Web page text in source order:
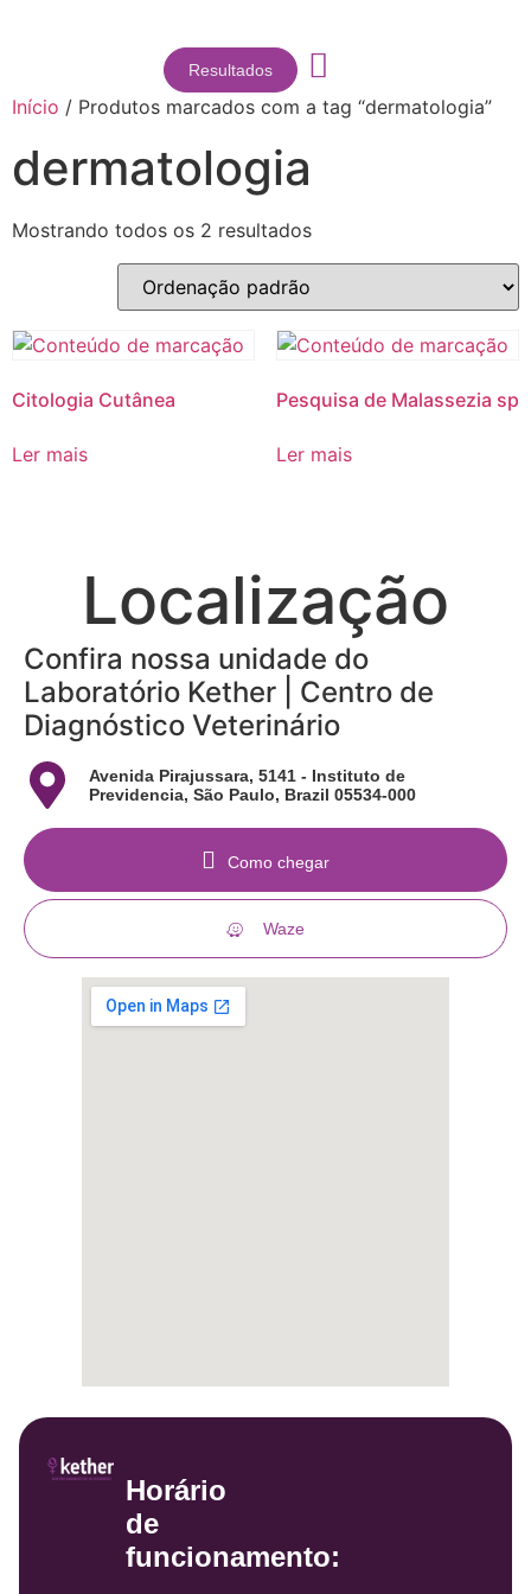
Resultados
Início / Produtos marcados com a tag “dermatologia”
dermatologia
Mostrando todos os 2 resultados
Citologia Cutânea
Ler mais
Pesquisa de Malassezia sp
Ler mais
Localização
Confira nossa unidade do
Laboratório Kether | Centro de
Diagnóstico Veterinário
Avenida Pirajussara, 5141 - Instituto de
Previdencia, São Paulo, Brazil 05534-000
Como chegar
Waze
Horário
de
funcionamento: